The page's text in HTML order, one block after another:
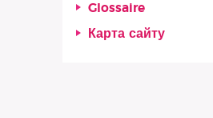
Glossaire
Карта сайту